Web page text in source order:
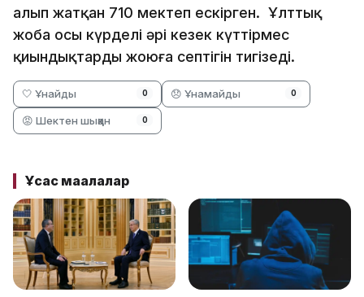
алып жатқан 710 мектеп ескірген. Ұлттық
жоба осы күрделі әрі кезек күттірмес
қиындықтарды жоюға септігін тигізеді.
🤍 Ұнайды 0 😞 Ұнамайды 0
😡 Шектен шыққан 0
Ұқсас мақалалар